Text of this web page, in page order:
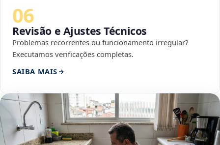
06
Revisão e Ajustes Técnicos
Problemas recorrentes ou funcionamento irregular?
Executamos verificações completas.
SAIBA MAIS